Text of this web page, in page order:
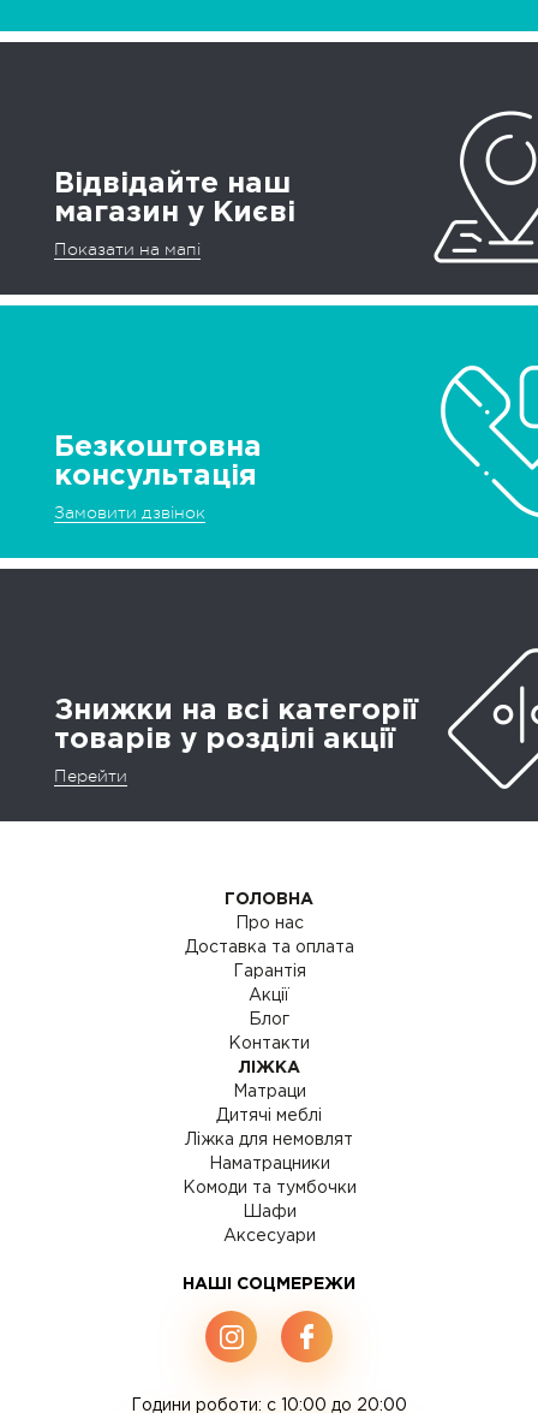
Відвідайте наш
магазин у Києві
Показати на мапі
Безкоштовна
консультація
Замовити дзвінок
Знижки на всі категорії
товарів у розділі акції
Перейти
ГОЛОВНА
Про нас
Доставка та оплата
Гарантія
Акції
Блог
Контакти
ЛІЖКА
Матраци
Дитячі меблі
Ліжка для немовлят
Наматрацники
Комоди та тумбочки
Шафи
Аксесуари
НАШІ СОЦМЕРЕЖИ
Години роботи: c 10:00 до 20:00